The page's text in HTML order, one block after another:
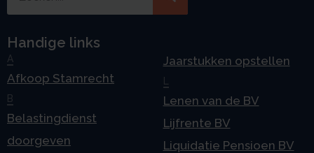
Handige links
A
Afkoop Stamrecht
B
Belastingdienst
doorgeven
Jaarstukken opstellen
Lenen van de BV
Lijfrente BV
Liquidatie Pensioen BV